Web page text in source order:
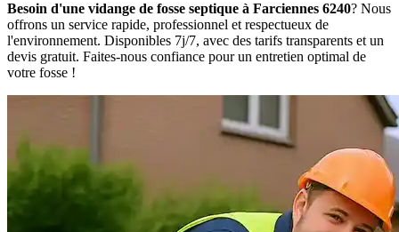
Besoin d'une vidange de fosse septique à Farciennes 6240? Nous
offrons un service rapide, professionnel et respectueux de
l'environnement. Disponibles 7j/7, avec des tarifs transparents et un
devis gratuit. Faites-nous confiance pour un entretien optimal de
votre fosse !